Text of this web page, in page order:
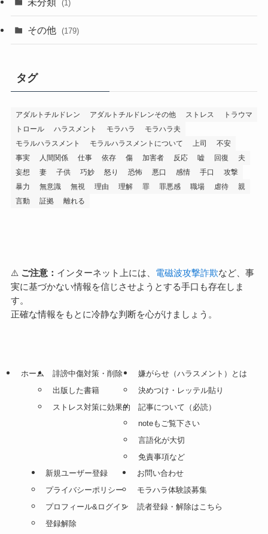
(1)
その他 (179)
タグ
アダルトチルドレン アダルトチルドレンその他 ストレス
トラウマ
トロール
ハラスメント モラハラ
モラハラ夫
モラルハラスメント
モラルハラスメントについて 上司
不安
事実
人間関係 仕事 依存 傷 加害者 反応 嘘 回復
夫
妄想
妻 子供 巧妙 怒り 恐怖 悪口 感情 手口
攻撃
暴力
無意識 無視 理由 理解 罪 罪悪感 職場 虐待
親
言動
証拠 離れる
⚠️ ご注意： インターネット上には、 電磁波攻撃詐欺など、事
実に基づかない情報を信じさせようとする手口も存在しま
す。
正確な情報をもとに冷静な判断を心がけましょう。
ホーム
誹謗中傷対策・削除
出版した書籍
ストレス対策に効果的
嫌がらせ（ハラスメント）とは
決めつけ・レッテル貼り
記事について（必読）
noteもご覧下さい
言語化が大切
免責事項など
新規ユーザー登録
プライバシーポリシー
プロフィール&ログイン
登録解除
お問い合わせ
モラハラ体験談募集
読者登録・解除はこちら